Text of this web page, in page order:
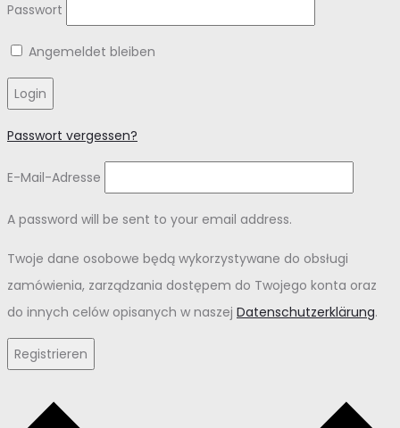
Passwort
Angemeldet bleiben
Login
Passwort vergessen?
E-Mail-Adresse
A password will be sent to your email address.
Twoje dane osobowe będą wykorzystywane do obsługi
zamówienia, zarządzania dostępem do Twojego konta oraz
do innych celów opisanych w naszej Datenschutzerklärung.
Registrieren